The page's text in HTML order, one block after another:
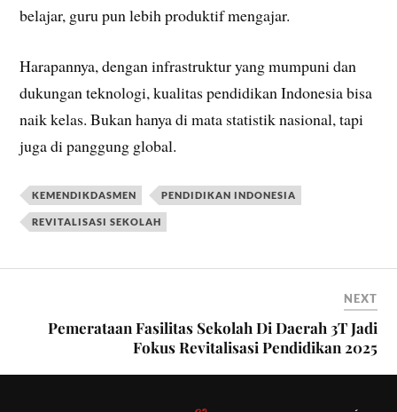
belajar, guru pun lebih produktif mengajar.
Harapannya, dengan infrastruktur yang mumpuni dan
dukungan teknologi, kualitas pendidikan Indonesia bisa
naik kelas. Bukan hanya di mata statistik nasional, tapi
juga di panggung global.
KEMENDIKDASMEN PENDIDIKAN INDONESIA
REVITALISASI SEKOLAH
NEXT
Pemerataan Fasilitas Sekolah Di Daerah 3T Jadi
Fokus Revitalisasi Pendidikan 2025